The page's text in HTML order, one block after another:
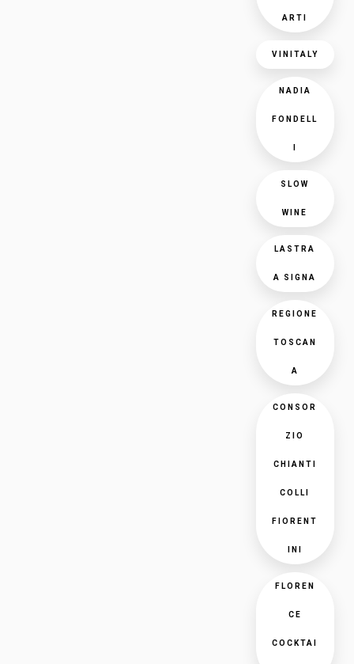
ARTI
VINITALY
NADIA
FONDELL
SLOW
WINE
LASTRA
A SIGNA
REGIONE
TOSCAN
A
CONSOR
ZIO
CHIANTI
COLLI
FIORENT
INI
FLOREN
CE
COCKTAI